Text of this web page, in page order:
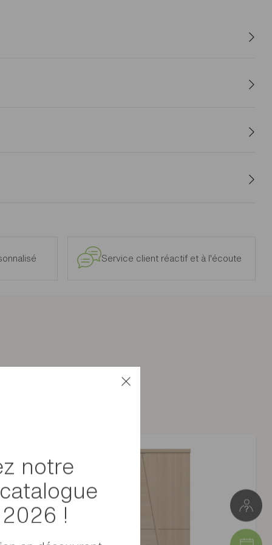
de jolis objets. Ce détail lui apporte de la profondeur tout
vous saisir de votre vaisselle à tout moment, durant
Meuble à monter soi-même
L. 114cm * H.183cm * P.45cm
Colis 1 : 46 x 14 x 124 cm (39kg)
Colis 2 : 46 x 9 x 187 cm (33kg)
et intérieur, à l’exclusion des modèles d’exposition.
Service client réactif et à l'écoute
notre
!